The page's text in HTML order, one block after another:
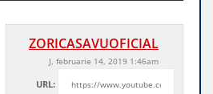
ZORICASAVUOFICIAL
J, februarie 14, 2019 1:46am
URL: